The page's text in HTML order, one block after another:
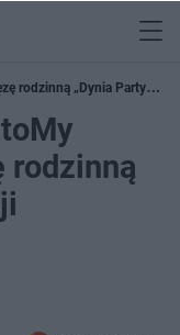
rodzinną „Dynia Party” z
rodzinną